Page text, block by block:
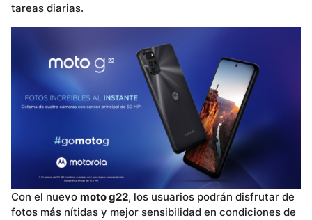
tareas diarias.
Con el nuevo moto g22, los usuarios podrán disfrutar de
fotos más nítidas y mejor sensibilidad en condiciones de